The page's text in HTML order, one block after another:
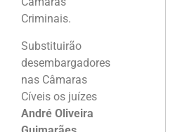
Criminais.
Substituirão
desembargadores
nas Câmaras
Cíveis os juízes
André Oliveira